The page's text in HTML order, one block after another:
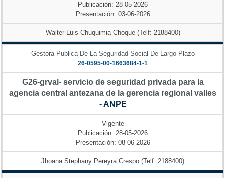
Publicación: 28-05-2026
Presentación: 03-06-2026
Walter Luis Chuquimia Choque (Telf: 2188400)
Gestora Publica De La Seguridad Social De Largo Plazo
26-0595-00-1663684-1-1
G26-grval- servicio de seguridad privada para la
agencia central antezana de la gerencia regional valles
- ANPE
Vigente
Publicación: 28-05-2026
Presentación: 08-06-2026
Jhoana Stephany Pereyra Crespo (Telf: 2188400)